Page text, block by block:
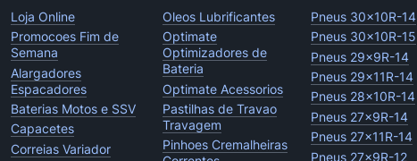
Loja Online
Promocoes Fim de
Semana
Alargadores
Espacadores
Baterias Motos e SSV
Capacetes
Correias Variador
Oleos Lubrificantes
Optimate
Optimizadores de
Bateria
Optimate Acessorios
Pastilhas de Travao
Travagem
Pinhoes Cremalheiras
Pneus 30x10R-14
Pneus 30x10R-15
Pneus 29x9R-14
Pneus 29x11R-14
Pneus 28x10R-14
Pneus 27x9R-14
Pneus 27x11R-14
Pneus 27x9R-12